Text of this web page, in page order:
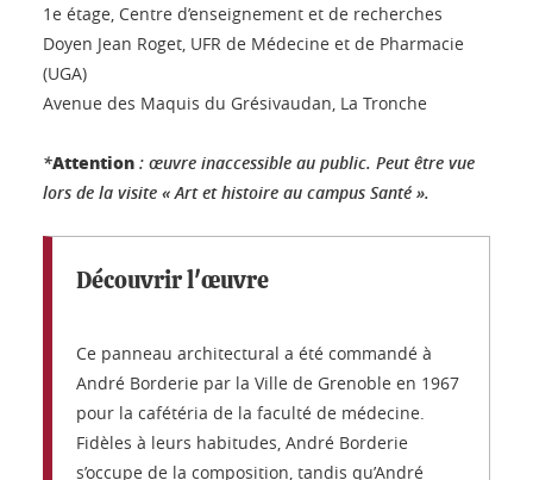
1e étage, Centre d’enseignement et de recherches
Doyen Jean Roget, UFR de Médecine et de Pharmacie
(UGA)
Avenue des Maquis du Grésivaudan, La Tronche
*Attention : œuvre inaccessible au public. Peut être vue
lors de la visite « Art et histoire au campus Santé ».
Découvrir l'œuvre
Ce panneau architectural a été commandé à
André Borderie par la Ville de Grenoble en 1967
pour la cafétéria de la faculté de médecine.
Fidèles à leurs habitudes, André Borderie
s’occupe de la composition, tandis qu’André